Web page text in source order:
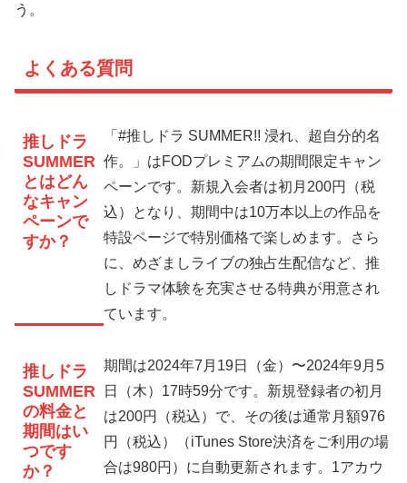
う。
よくある質問
推しドラ
SUMMER
とはどん
なキャン
ペーンで
すか？
「#推しドラ SUMMER!! 浸れ、超自分的名
作。」はFODプレミアムの期間限定キャン
ペーンです。新規入会者は初月200円（税
込）となり、期間中は10万本以上の作品を
特設ページで特別価格で楽しめます。さら
に、めざましライブの独占生配信など、推
しドラマ体験を充実させる特典が用意され
ています。
推しドラ
SUMMER
の料金と
期間はい
つです
か？
期間は2024年7月19日（金）〜2024年9月5
日（木）17時59分です。新規登録者の初月
は200円（税込）で、その後は通常月額976
円（税込）（iTunes Store決済をご利用の場
合は980円）に自動更新されます。1アカウ